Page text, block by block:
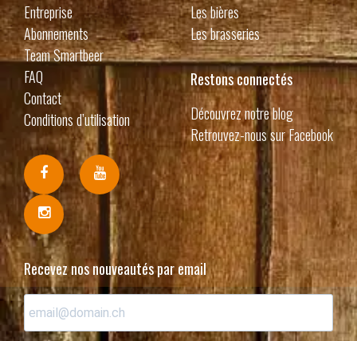
Entreprise
Abonnements
Team Smartbeer
FAQ
Contact
Conditions d’utilisation
Les bières
Les brasseries
Restons connectés
Découvrez notre blog
Retrouvez-nous sur Facebook
Recevez nos nouveautés par email